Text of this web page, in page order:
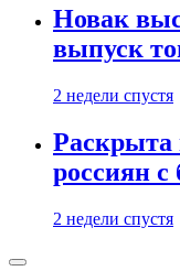
Новак
выпуск
2 недели спустя
Раскрыта
россиян с
2 недели спустя